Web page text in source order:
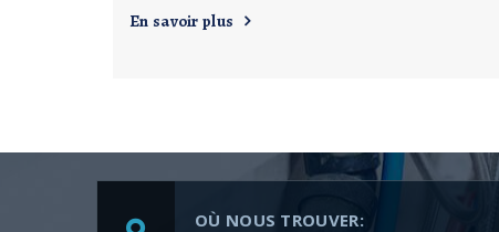
En savoir plus
OÙ NOUS TROUVER: